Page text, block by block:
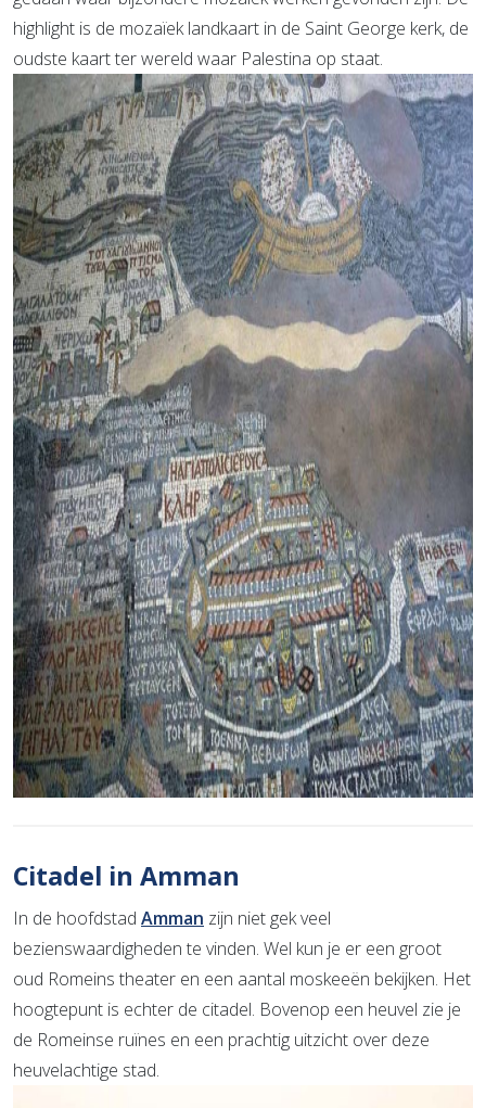
highlight is de mozaïek landkaart in de Saint George kerk, de
oudste kaart ter wereld waar Palestina op staat.
Citadel in Amman
In de hoofdstad Amman zijn niet gek veel
bezienswaardigheden te vinden. Wel kun je er een groot
oud Romeins theater en een aantal moskeeën bekijken. Het
hoogtepunt is echter de citadel. Bovenop een heuvel zie je
de Romeinse ruïnes en een prachtig uitzicht over deze
heuvelachtige stad.